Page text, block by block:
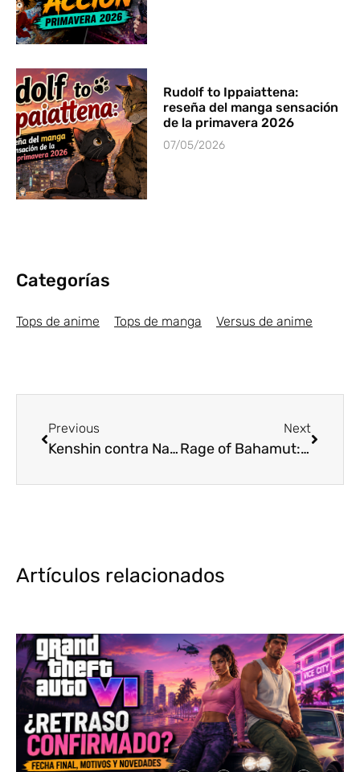
Rudolf to Ippaiattena:
reseña del manga sensación
de la primavera 2026
07/05/2026
Categorías
Tops de anime Tops de manga Versus de anime
Previous
Kenshin contra Nanashi (Rurouni Kenshin y Sword of the Stranger)
Next
Rage of Bahamut: Manaria Friends nuevo anime de Cygames Pictures
Artículos relacionados